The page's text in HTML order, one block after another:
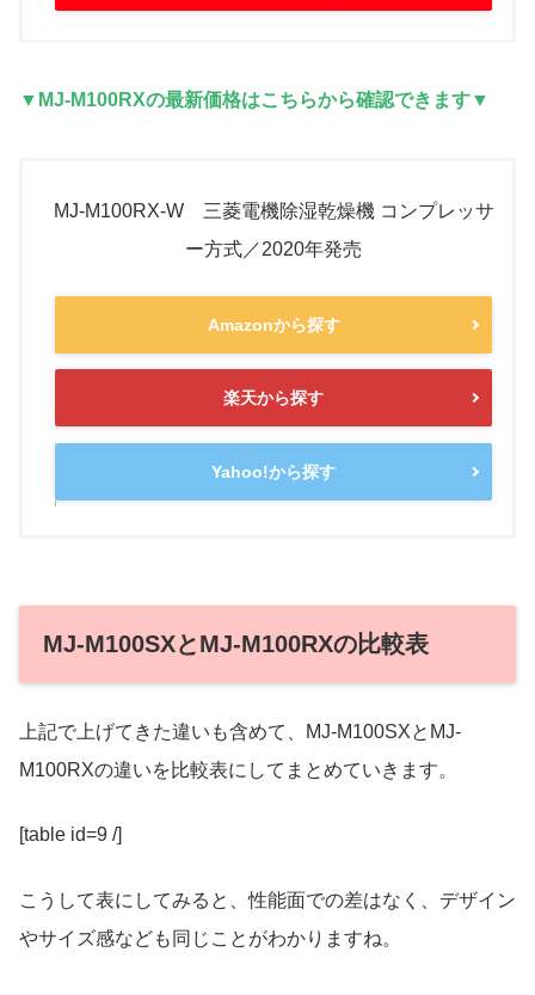
▼MJ-M100RXの最新価格はこちらから確認できます▼
MJ-M100RX-W 三菱電機除湿乾燥機 コンプレッサ
ー方式／2020年発売
Amazonから探す
楽天から探す
Yahoo!から探す
MJ-M100SXとMJ-M100RXの比較表
上記で上げてきた違いも含めて、MJ-M100SXとMJ-
M100RXの違いを比較表にしてまとめていきます。
[table id=9 /]
こうして表にしてみると、性能面での差はなく、デザイン
やサイズ感なども同じことがわかりますね。